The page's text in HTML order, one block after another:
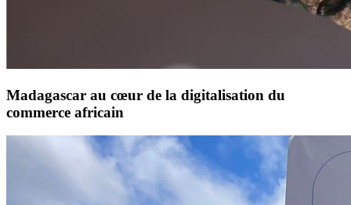
Madagascar au cœur de la digitalisation du
commerce africain